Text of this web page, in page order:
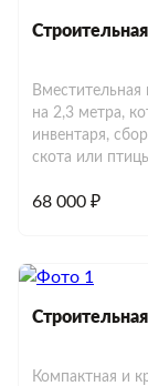
Вместительная
на 2,3 метра,
инвентаря,
скота или
68 000 ₽
Компактная и